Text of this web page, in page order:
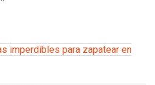
imperdibles para zapatear en